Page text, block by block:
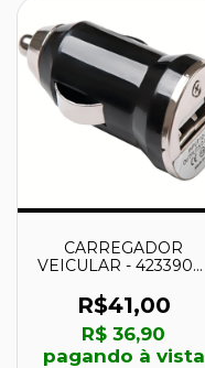
CARREGADOR
VEICULAR - 42339001
R$41,00
R$ 36,90
pagando à vista